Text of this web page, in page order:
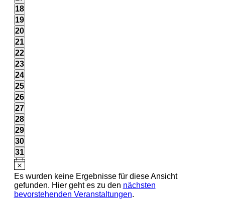
Veranstaltungen,
0
Veranstaltungen,
18
0
Veranstaltungen,
19
0
Veranstaltungen,
20
0
Veranstaltungen,
21
0
Veranstaltungen,
22
0
Veranstaltungen,
23
0
Veranstaltungen,
24
0
Veranstaltungen,
25
0
Veranstaltungen,
26
0
Veranstaltungen,
27
0
Veranstaltungen,
28
0
Veranstaltungen,
29
0
Veranstaltungen,
30
0
Veranstaltungen,
31
Es wurden keine Ergebnisse für diese Ansicht
gefunden. Hier geht es zu den nächsten
bevorstehenden Veranstaltungen.